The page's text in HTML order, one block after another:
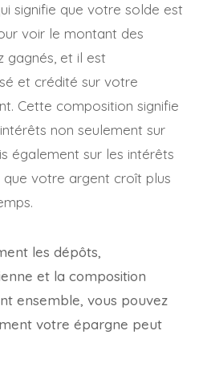
signifie que votre solde est
voir le montant des
gagnés, et il est
et crédité sur votre
Cette composition signifie
non seulement sur
également sur les intérêts
votre argent croît plus
les dépôts,
et la composition
ensemble, vous pouvez
votre épargne peut